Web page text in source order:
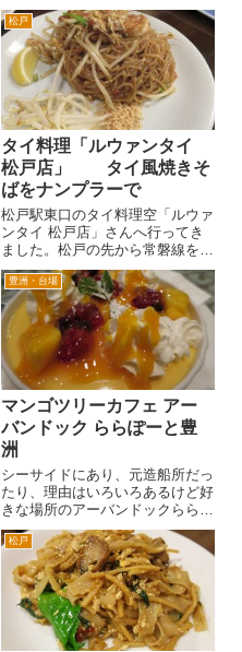
街中にタイ料理のお店って結構あ
りますよね。かなり本格的なタイ
料理のお店で、味もいいです。
このロッサアイムさんは、本当に
バンコクのタイ料理のお店で食
事...
松戸
タイ料理「ルウァンタイ
松戸店」 タイ風焼きそ
ばをナンプラーで
松戸駅東口のタイ料理空「ルウァ
ンタイ 松戸店」さんへ行ってき
ました。松戸の先から常磐線を利
用する方は、松戸駅を出ると左側
に道路の地下道、アンダーパスが
あるのをご存じでしょうか。その
アンダーパス入口の交差点の右側
が「ルウァンタイ 松戸店」さ
ん...
豊洲・台場
マンゴツリーカフェ アー
バンドック ららぽーと豊
洲
シーサイドにあり、元造船所だっ
たり、理由はいろいろあるけど好
きな場所のアーバンドックららぽ
ーと豊洲。元IHI石川島播磨重工
業の造船所だったので、当時使用
されていたクレーンのオブジェが
あります。ライトアップされると
レトロでおしゃれ。アーバン（...
松戸